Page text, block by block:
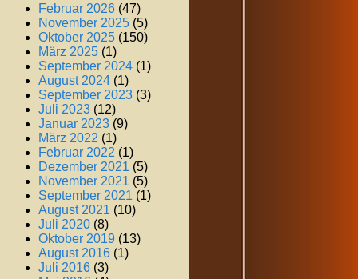
Februar 2026 (47)
November 2025 (5)
Oktober 2025 (150)
März 2025 (1)
September 2024 (1)
August 2024 (1)
September 2023 (3)
Juli 2023 (12)
Januar 2023 (9)
März 2022 (1)
Februar 2022 (1)
Dezember 2021 (5)
November 2021 (5)
September 2021 (1)
August 2021 (10)
Juli 2020 (8)
Oktober 2019 (13)
August 2016 (1)
Juli 2016 (3)